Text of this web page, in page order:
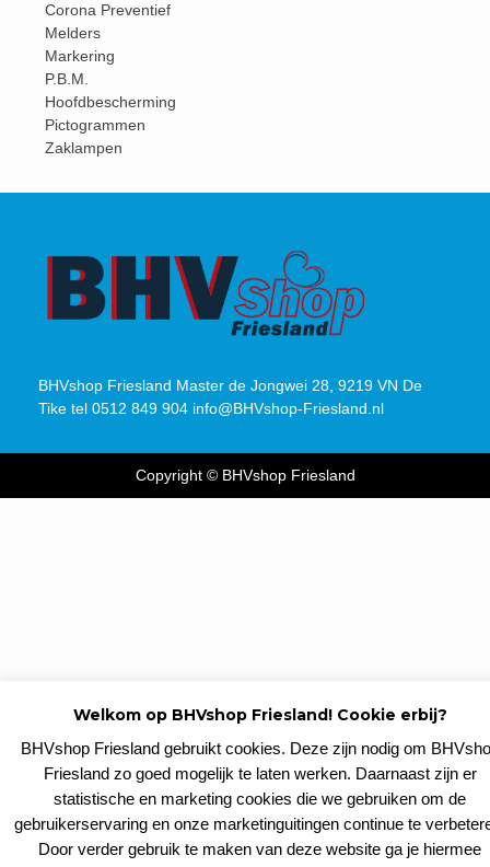
Corona Preventief
Melders
Markering
P.B.M.
Hoofdbescherming
Pictogrammen
Zaklampen
BHVshop Friesland Master de Jongwei 28, 9219 VN De
Tike tel 0512 849 904 info@BHVshop-Friesland.nl
Copyright © BHVshop Friesland
Welkom op BHVshop Friesland! Cookie erbij?
BHVshop Friesland gebruikt cookies. Deze zijn nodig om
Friesland zo goed mogelijk te laten werken. Daarnaast zijn er
statistische en marketing cookies die we gebruiken om de
gebruikerservaring en onze marketinguitingen continue te
Door verder gebruik te maken van deze website ga je hiermee